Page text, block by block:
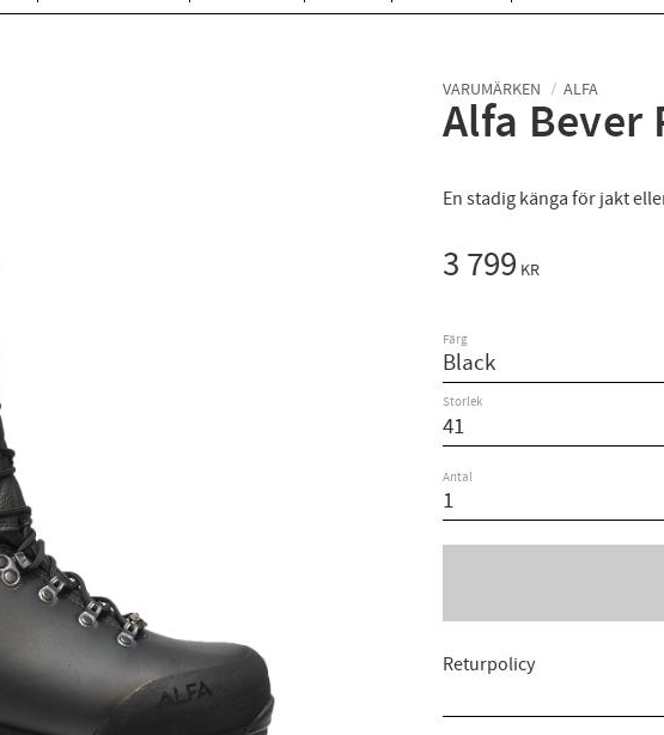
VARUMÄRKEN ALFA
Alfa Bever
En stadig känga för jakt
3 799 KR
Färg
Storlek
Antal
Returpolicy